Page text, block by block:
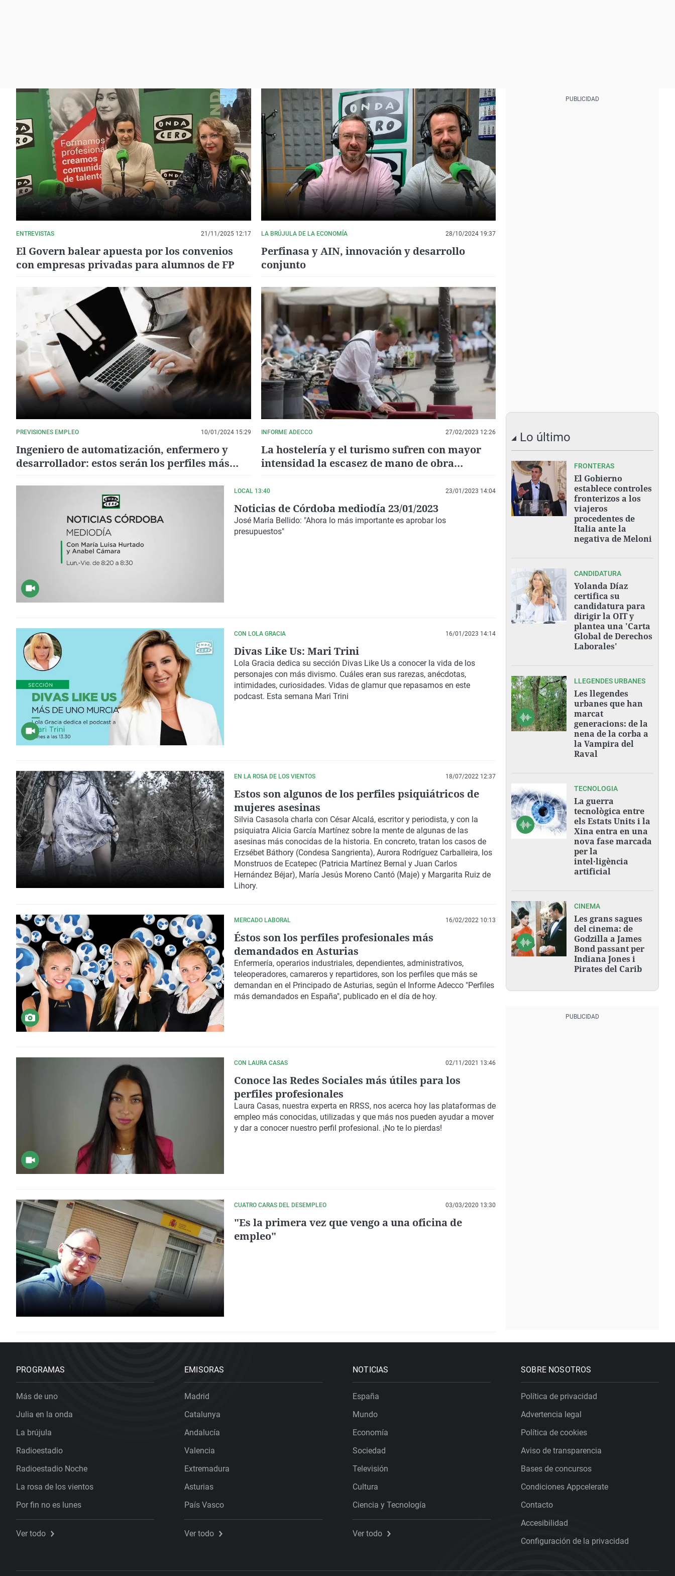
ENTREVISTAS 21/11/2025 12:17
El Govern balear apuesta por los convenios
con empresas privadas para alumnos de FP
LA BRÚJULA DE LA ECONOMÍA 28/10/2024 19:37
Perfinasa y AIN, innovación y desarrollo
conjunto
PREVISIONES EMPLEO 10/01/2024 15:29
Ingeniero de automatización, enfermero y
desarrollador: estos serán los perfiles más
INFORME ADECCO 27/02/2023 12:26
La hostelería y el turismo sufren con mayor
intensidad la escasez de mano de obra
LOCAL 13:40 23/01/2023 14:04
Noticias de Córdoba mediodía 23/01/2023
José María Bellido: "Ahora lo más importante es aprobar los
presupuestos"
CON LOLA GRACIA 16/01/2023 14:14
Divas Like Us: Mari Trini
Lola Gracia dedica su sección Divas Like Us a conocer la vida de los
personajes con más divismo. Cuáles eran sus rarezas, anécdotas,
intimidades, curiosidades. Vidas de glamur que repasamos en este
podcast. Esta semana Mari Trini
EN LA ROSA DE LOS VIENTOS 18/07/2022 12:37
Estos son algunos de los perfiles psiquiátricos de
mujeres asesinas
Silvia Casasola charla con César Alcalá, escritor y periodista, y con la
psiquiatra Alicia García Martínez sobre la mente de algunas de las
asesinas más conocidas de la historia. En concreto, tratan los casos de
Erzsébet Báthory (Condesa Sangrienta), Aurora Rodríguez Carballeira, los
Monstruos de Ecatepec (Patricia Martínez Bernal y Juan Carlos
Hernández Béjar), María Jesús Moreno Cantó (Maje) y Margarita Ruiz de
Lihory.
MERCADO LABORAL 16/02/2022 10:13
Éstos son los perfiles profesionales más
demandados en Asturias
Enfermería, operarios industriales, dependientes, administrativos,
teleoperadores, camareros y repartidores, son los perfiles que más se
demandan en el Principado de Asturias, según el Informe Adecco "Perfiles
más demandados en España", publicado en el día de hoy.
CON LAURA CASAS 02/11/2021 13:46
Conoce las Redes Sociales más útiles para los
perfiles profesionales
Laura Casas, nuestra experta en RRSS, nos acerca hoy las plataformas de
empleo más conocidas, utilizadas y que más nos pueden ayudar a mover
y dar a conocer nuestro perfil profesional. ¡No te lo pierdas!
CUATRO CARAS DEL DESEMPLEO 03/03/2020 13:30
"Es la primera vez que vengo a una oficina de
empleo"
Lo último
FRONTERAS
El Gobierno
establece controles
fronterizos a los
viajeros
procedentes de
Italia ante la
negativa de Meloni
CANDIDATURA
Yolanda Díaz
certifica su
candidatura para
dirigir la OIT y
plantea una 'Carta
Global de Derechos
Laborales'
LLEGENDES URBANES
Les llegendes
urbanes que han
marcat
generacions: de la
nena de la corba a
la Vampira del
Raval
TECNOLOGIA
La guerra
tecnològica entre
els Estats Units i la
Xina entra en una
nova fase marcada
per la
intel·ligència
artificial
CINEMA
Les grans sagues
del cinema: de
Godzilla a James
Bond passant per
Indiana Jones i
Pirates del Carib
PROGRAMAS
Más de uno
Julia en la onda
La brújula
Radioestadio
Radioestadio Noche
La rosa de los vientos
Por fin no es lunes
Ver todo
EMISORAS
Madrid
Catalunya
Andalucía
Valencia
Extremadura
Asturias
País Vasco
Ver todo
NOTICIAS
España
Mundo
Economía
Sociedad
Televisión
Cultura
Ciencia y Tecnología
Ver todo
SOBRE NOSOTROS
Política de privacidad
Advertencia legal
Política de cookies
Aviso de transparencia
Bases de concursos
Condiciones Appcelerate
Contacto
Accesibilidad
Configuración de la privacidad